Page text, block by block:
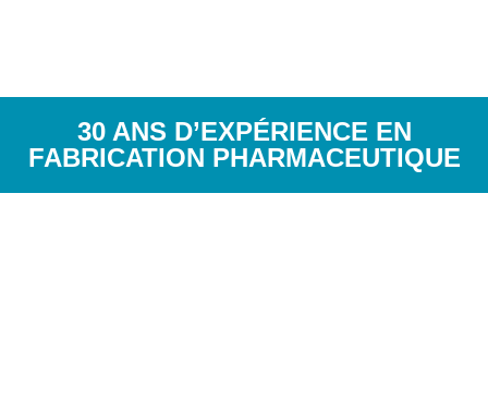
30 ANS D’EXPÉRIENCE EN
FABRICATION PHARMACEUTIQUE